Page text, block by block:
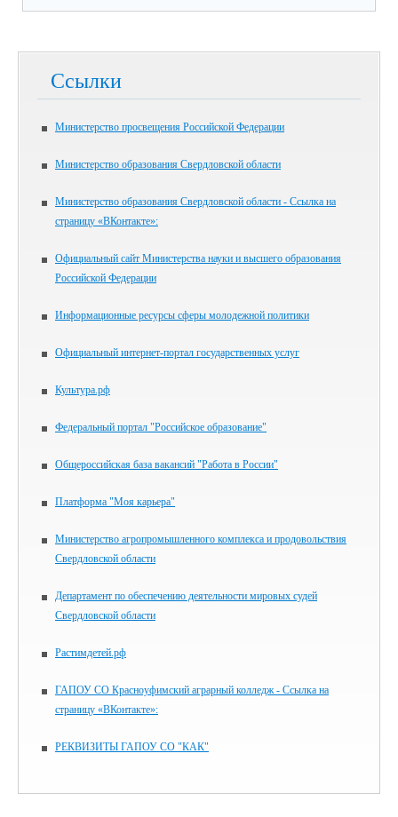
Ссылки
Министерство просвещения Российской Федерации
Министерство образования Свердловской области
Министерство образования Свердловской области - Ссылка на
страницу «ВКонтакте»:
Официальный сайт Министерства науки и высшего образования
Российской Федерации
Информационные ресурсы сферы молодежной политики
Официальный интернет-портал государственных услуг
Культура.рф
Федеральный портал "Российское образование"
Общероссийская база вакансий "Работа в России"
Платформа "Моя карьера"
Министерство агропромышленного комплекса и продовольствия
Свердловской области
Департамент по обеспечению деятельности мировых судей
Свердловской области
Растимдетей.рф
ГАПОУ СО Красноуфимский аграрный колледж - Ссылка на
страницу «ВКонтакте»:
РЕКВИЗИТЫ ГАПОУ СО "КАК"